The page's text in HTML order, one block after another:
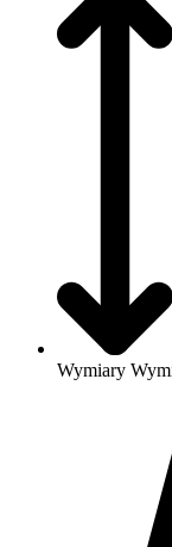
Wymiary